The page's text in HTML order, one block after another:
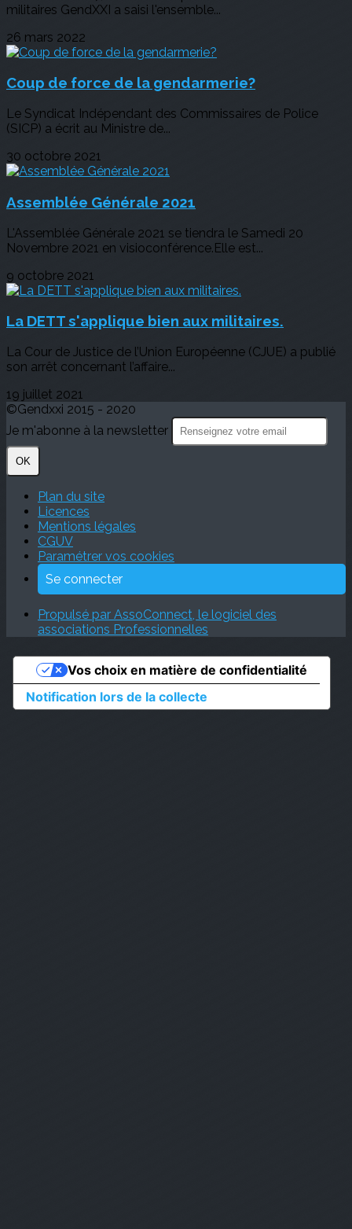
militaires GendXXI a saisi l'ensemble...
26 mars 2022
Coup de force de la gendarmerie?
Le Syndicat Indépendant des Commissaires de Police
(SICP) a écrit au Ministre de...
30 octobre 2021
Assemblée Générale 2021
L'Assemblée Générale 2021 se tiendra le Samedi 20
Novembre 2021 en visioconférence.Elle est...
9 octobre 2021
La DETT s'applique bien aux militaires.
La Cour de Justice de l’Union Européenne (CJUE) a publié
son arrêt concernant l’affaire...
19 juillet 2021
©Gendxxi 2015 - 2020
Je m'abonne à la newsletter
OK
Plan du site
Licences
Mentions légales
CGUV
Paramétrer vos cookies
Se connecter
Propulsé par AssoConnect, le logiciel des
associations Professionnelles
Notification lors de la collecte
Vos choix en matière de confidentialité